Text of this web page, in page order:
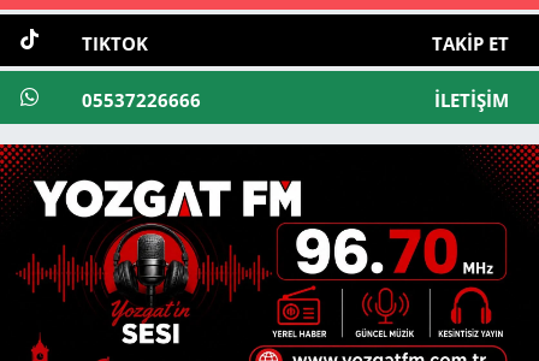
TIKTOK TAKIP ET
05537226666 İLETIŞIM